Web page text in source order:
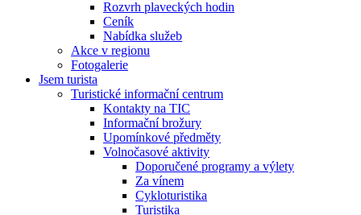
Rozvrh plaveckých hodin
Ceník
Nabídka služeb
Akce v regionu
Fotogalerie
Jsem turista
Turistické informační centrum
Kontakty na TIC
Informační brožury
Upomínkové předměty
Volnočasové aktivity
Doporučené programy a výlety
Za vínem
Cykloturistika
Turistika